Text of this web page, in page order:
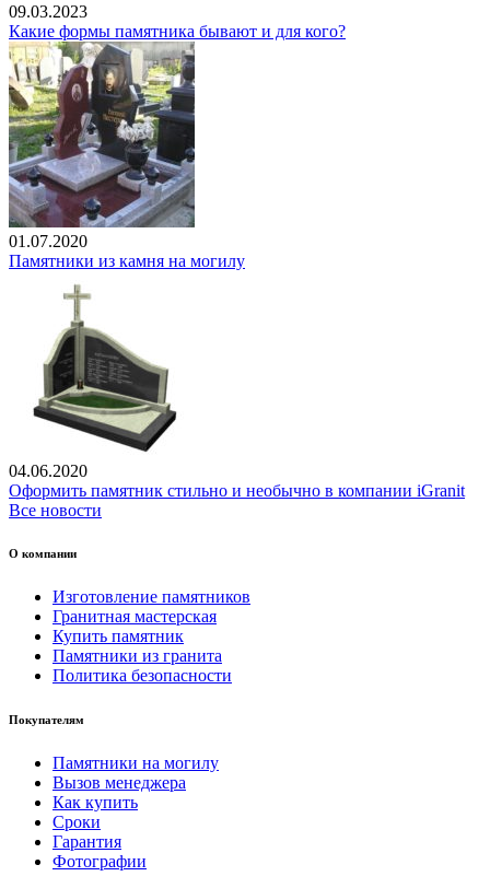
09.03.2023
Какие формы памятника бывают и для кого?
01.07.2020
Памятники из камня на могилу
04.06.2020
Оформить памятник стильно и необычно в компании iGranit
Все новости
О компании
Изготовление памятников
Гранитная мастерская
Купить памятник
Памятники из гранита
Политика безопасности
Покупателям
Памятники на могилу
Вызов менеджера
Как купить
Сроки
Гарантия
Фотографии